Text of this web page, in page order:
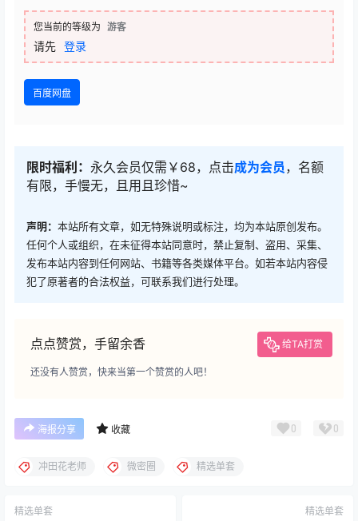
您当前的等级为 游客
请先 登录
百度网盘
限时福利： 永久会员仅需￥68，点击成为会员，名额
有限，手慢无，且用且珍惜~
声明： 本站所有文章，如无特殊说明或标注，均为本站原创发布。
任何个人或组织，在未征得本站同意时，禁止复制、盗用、采集、
发布本站内容到任何网站、书籍等各类媒体平台。如若本站内容侵
犯了原著者的合法权益，可联系我们进行处理。
点点赞赏，手留余香 给TA打赏
还没有人赞赏，快来当第一个赞赏的人吧！
海报分享 收藏 0 0
冲田花老师 微密圈 精选单套
精选单套 精选单套